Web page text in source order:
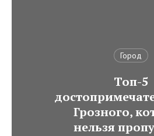
Город
Топ-5
Грозного,
нельзя